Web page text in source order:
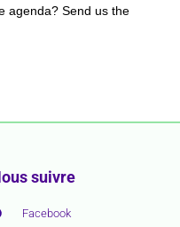
agenda? Send us the
suivre
Facebook